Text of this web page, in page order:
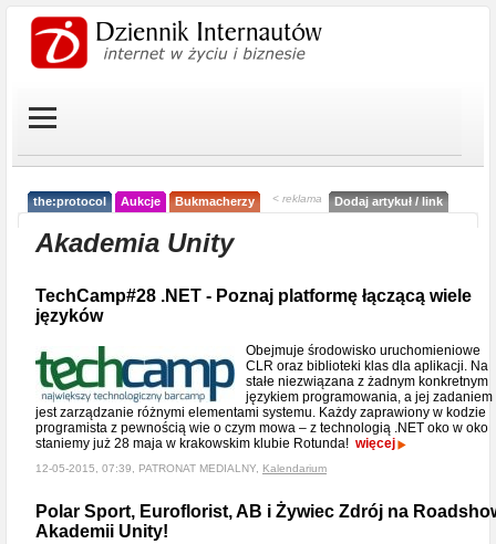
the:protocol Aukcje Bukmacherzy < reklama Dodaj artykuł / link
Akademia Unity
TechCamp#28 .NET - Poznaj platformę łączącą wiele
języków
Obejmuje środowisko uruchomieniowe
CLR oraz biblioteki klas dla aplikacji. Na
stałe niezwiązana z żadnym konkretnym
językiem programowania, a jej zadaniem
jest zarządzanie różnymi elementami systemu. Każdy zaprawiony w kodzie
programista z pewnością wie o czym mowa – z technologią .NET oko w oko
staniemy już 28 maja w krakowskim klubie Rotunda! więcej
12-05-2015, 07:39, PATRONAT MEDIALNY, Kalendarium
Polar Sport, Euroflorist, AB i Żywiec Zdrój na
Akademii Unity!